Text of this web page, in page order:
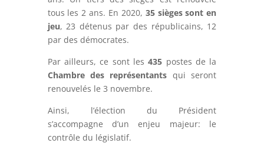
tous les 2 ans. En 2020, 35 sièges sont en
jeu, 23 détenus par des républicains, 12
par des démocrates.
Par ailleurs, ce sont les435 postes de la
Chambre des représentants qui seront
renouvelés le 3 novembre.
Ainsi, l’élection du Président
s’accompagne d’un enjeu majeur: le
contrôle du législatif.